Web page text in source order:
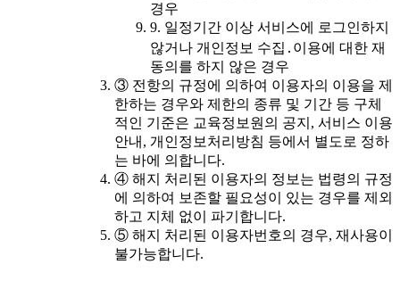
경우
9. 일정기간 이상 서비스에 로그인하지
않거나 개인정보 수집․이용에 대한 재
동의를 하지 않은 경우
③ 전항의 규정에 의하여 이용자의 이용을 제
한하는 경우와 제한의 종류 및 기간 등 구체
적인 기준은 교육정보원의 공지, 서비스 이용
안내, 개인정보처리방침 등에서 별도로 정하
는 바에 의합니다.
④ 해지 처리된 이용자의 정보는 법령의 규정
에 의하여 보존할 필요성이 있는 경우를 제외
하고 지체 없이 파기합니다.
⑤ 해지 처리된 이용자번호의 경우, 재사용이
불가능합니다.